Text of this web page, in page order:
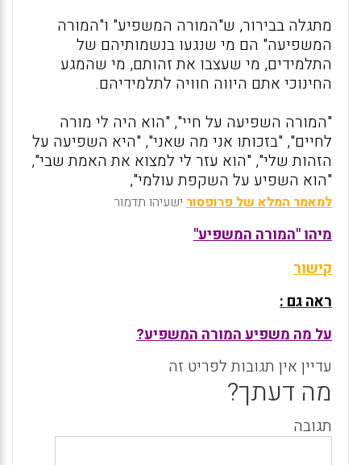
מתגלה בבירור, ש"המורה המשפיע" ו"המורה
המשפיעה" הם מי שנגעו בנשמותיהם של
התלמידים, מי שעצבו את זהותם, מי שהמגע
החינוכי אתם היווה חוויה לתלמידיהם.
"המורה השפיעה על חיי", "הוא היה לי מורה
לחיים", "בזכותו אני מה שאני", "היא השפיעה על
הזהות שלי", "הוא עזר לי למצוא את האמת שבי",
"הוא השפיע על השקפת עולמי",
למאמר המלא של פרופסור ישעיהו תדמור
מיהו "המורה המשפיע"
קישור
ראה גם :
על מה משפיע המורה המשפיע?
עדיין אין תגובות לפריט זה
מה דעתך?
תגובה